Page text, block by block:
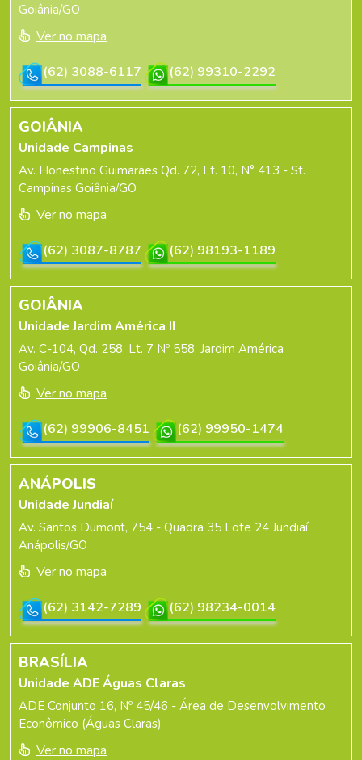
Goiânia/GO
Ver no mapa
(62) 3088-6117
(62) 99310-2292
GOIÂNIA
Unidade Campinas
Av. Honestino Guimarães Qd. 72, Lt. 10, N° 413 - St.
Campinas Goiânia/GO
Ver no mapa
(62) 3087-8787
(62) 98193-1189
GOIÂNIA
Unidade Jardim América II
Av. C-104, Qd. 258, Lt. 7 Nº 558, Jardim América
Goiânia/GO
Ver no mapa
(62) 99906-8451
(62) 99950-1474
ANÁPOLIS
Unidade Jundiaí
Av. Santos Dumont, 754 - Quadra 35 Lote 24 Jundiaí
Anápolis/GO
Ver no mapa
(62) 3142-7289
(62) 98234-0014
BRASÍLIA
Unidade ADE Águas Claras
ADE Conjunto 16, Nº 45/46 - Área de Desenvolvimento
Econômico (Águas Claras)
Ver no mapa